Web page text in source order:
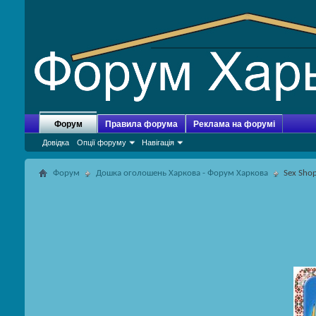
Форум
Довідка Опції форуму Навігація
Правила форума Реклама на форумі
Форум Дошка оголошень Харкова - Форум Харкова Sex